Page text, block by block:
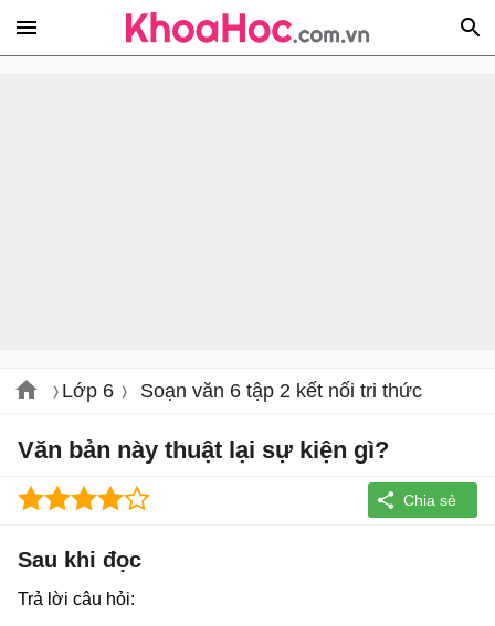
Lớp 6 Soạn văn 6 tập 2 kết nối tri thức
Văn bản này thuật lại sự kiện gì?
Sau khi đọc
Trả lời câu hỏi: